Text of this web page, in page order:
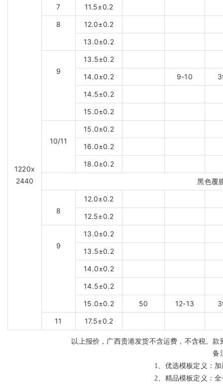
1220x
2440
7 11.5±0.2
8 12.0±0.2
13.0±0.2
9
13.5±0.2
14.0±0.2 9-10
14.5±0.2
15.0±0.2
10/11
15.0±0.2
16.0±0.2
18.0±0.2
黑色覆
8
12.0±0.2
12.5±0.2
9
13.0±0.2
13.5±0.2
14.0±0.2
14.5±0.2
15.0±0.2 50 12-13
11 17.5±0.2
以上报价，广西贵港发货不含运费，不含税。
备
1、 优选模板定义：
2、 精品模板定义：